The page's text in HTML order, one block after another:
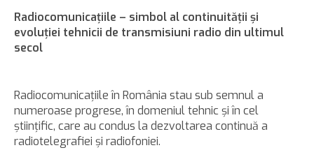
Radiocomunicaţiile – simbol al continuităţii şi
evoluţiei tehnicii de transmisiuni radio din ultimul
secol
Radiocomunicaţiile în România stau sub semnul a
numeroase progrese, în domeniul tehnic şi în cel
ştiinţific, care au condus la dezvoltarea continuă a
radiotelegrafiei şi radiofoniei.